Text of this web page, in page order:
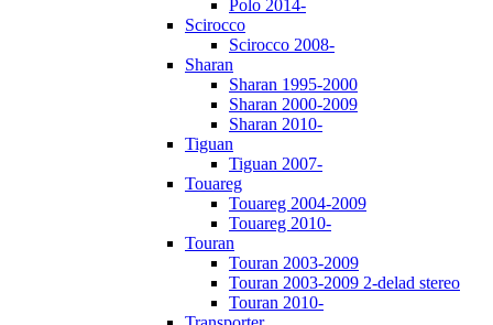
Polo 2014-
Scirocco
Scirocco 2008-
Sharan
Sharan 1995-2000
Sharan 2000-2009
Sharan 2010-
Tiguan
Tiguan 2007-
Touareg
Touareg 2004-2009
Touareg 2010-
Touran
Touran 2003-2009
Touran 2003-2009 2-delad stereo
Touran 2010-